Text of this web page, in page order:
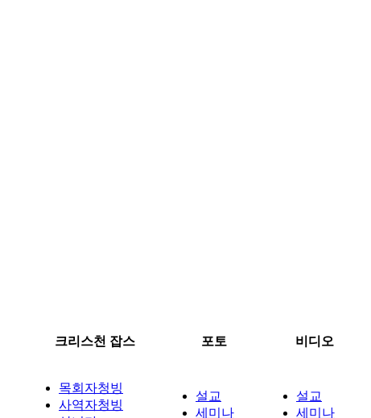
크리스천 잡스 포토 비디오
목회자청빙
사역자청빙
설교
세미나
설교
세미나